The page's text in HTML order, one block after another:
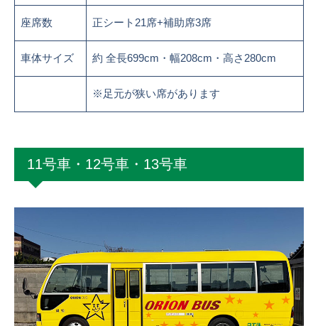
座席数 正シート21席+補助席3席
車体サイズ 約 全長699cm・幅208cm・高さ280cm
※足元が狭い席があります
11号車・12号車・13号車